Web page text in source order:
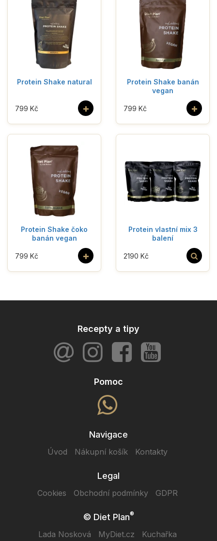
Protein Shake natural
+
799 Kč
Protein Shake banán
vegan
+
799 Kč
Protein Shake čoko
banán vegan
+
799 Kč
Protein vlastní mix 3
balení
2190 Kč
Recepty a tipy
Pomoc
Navigace
Úvod Nákupní košík Kontakty
Legal
Cookies Obchodní podmínky GDPR
© Diet Plan®
Lada Nosková MyDiet.cz Kuchařka